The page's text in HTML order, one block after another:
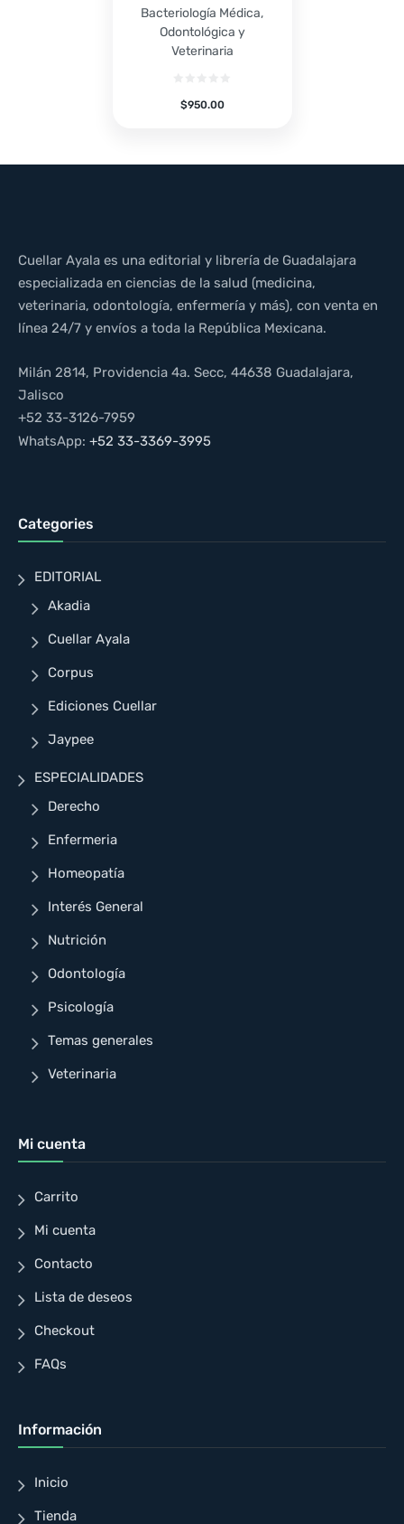
Bacteriología Médica,
Odontológica y
Veterinaria
$950.00
Cuellar Ayala es una editorial y librería de Guadalajara
especializada en ciencias de la salud (medicina,
veterinaria, odontología, enfermería y más), con venta en
línea 24/7 y envíos a toda la República Mexicana.
Milán 2814, Providencia 4a. Secc, 44638 Guadalajara,
Jalisco
+52 33-3126-7959
WhatsApp: +52 33-3369-3995
Categories
EDITORIAL
Akadia
Cuellar Ayala
Corpus
Ediciones Cuellar
Jaypee
ESPECIALIDADES
Derecho
Enfermeria
Homeopatía
Interés General
Nutrición
Odontología
Psicología
Temas generales
Veterinaria
Mi cuenta
Carrito
Mi cuenta
Contacto
Lista de deseos
Checkout
FAQs
Información
Inicio
Tienda